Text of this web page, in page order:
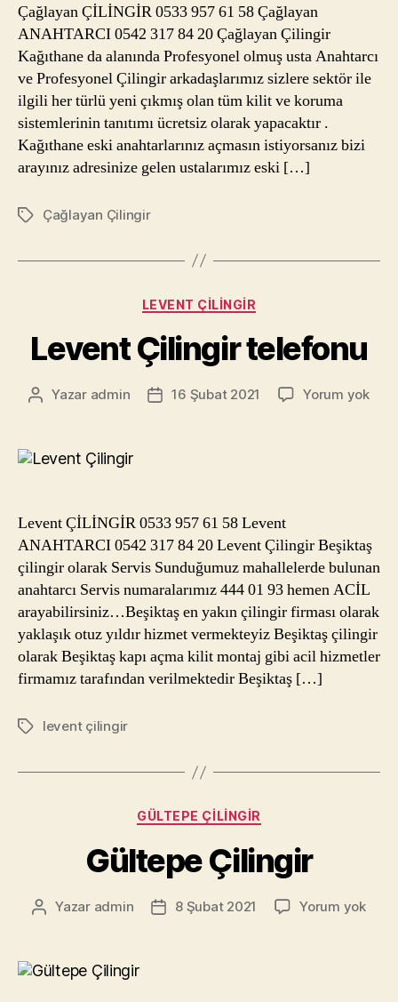
Çağlayan ÇİLİNGİR 0533 957 61 58 Çağlayan
ANAHTARCI 0542 317 84 20 Çağlayan Çilingir
Kağıthane da alanında Profesyonel olmuş usta Anahtarcı
ve Profesyonel Çilingir arkadaşlarımız sizlere sektör ile
ilgili her türlü yeni çıkmış olan tüm kilit ve koruma
sistemlerinin tanıtımı ücretsiz olarak yapacaktır .
Kağıthane eski anahtarlarınız açmasın istiyorsanız bizi
arayınız adresinize gelen ustalarımız eski […]
EtiketlerÇağlayan Çilingir
Kategoriler
LEVENT ÇILINGIR
Levent Çilingir telefonu
Yazının
Yazar admin
Yazı16 Şubat 2021 Yorum yok
Levent ÇİLİNGİR 0533 957 61 58 Levent
ANAHTARCI 0542 317 84 20 Levent Çilingir Beşiktaş
çilingir olarak Servis Sunduğumuz mahallelerde bulunan
anahtarcı Servis numaralarımız 444 01 93 hemen ACİL
arayabilirsiniz…Beşiktaş en yakın çilingir firması olarak
yaklaşık otuz yıldır hizmet vermekteyiz Beşiktaş çilingir
olarak Beşiktaş kapı açma kilit montaj gibi acil hizmetler
firmamız tarafından verilmektedir Beşiktaş […]
Etiketlerlevent çilingir
Kategoriler
GÜLTEPE ÇILINGIR
Gültepe Çilingir
Yazının
Yazar admin
Yazı8 Şubat 2021 Yorum yok